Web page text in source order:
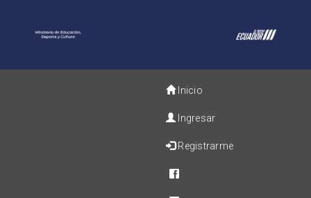
Inicio
Ingresar
Registrarme